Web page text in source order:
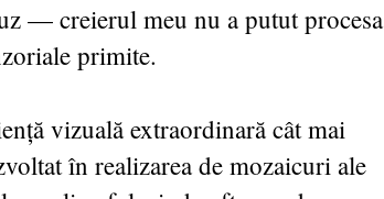
— creierul meu nu a putut procesa
primite.
vizuală extraordinară cât mai
în realizarea de mozaicuri ale